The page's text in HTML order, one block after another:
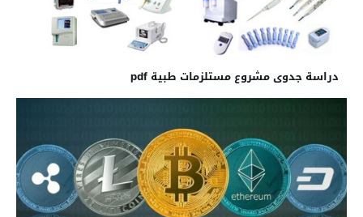
دراسة جدوى مشروع مستلزمات طبية pdf